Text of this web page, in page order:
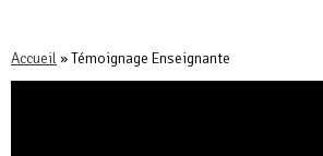
Accueil »Témoignage Enseignante